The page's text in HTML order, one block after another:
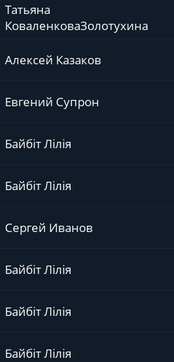
Татьяна
КоваленковаЗолотухина
Алексей Казаков
Евгений Супрон
Байбіт Лілія
Байбіт Лілія
Сергей Иванов
Байбіт Лілія
Байбіт Лілія
Байбіт Лілія